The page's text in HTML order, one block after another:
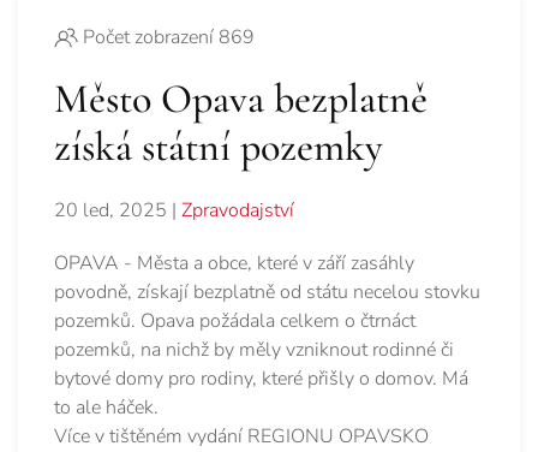
Počet zobrazení 869
Město Opava bezplatně
získá státní pozemky
20 led, 2025 | Zpravodajství
OPAVA - Města a obce, které v září zasáhly
povodně, získají bezplatně od státu necelou stovku
pozemků. Opava požádala celkem o čtrnáct
pozemků, na nichž by měly vzniknout rodinné či
bytové domy pro rodiny, které přišly o domov. Má
to ale háček.
Více v tištěném vydání REGIONU OPAVSKO